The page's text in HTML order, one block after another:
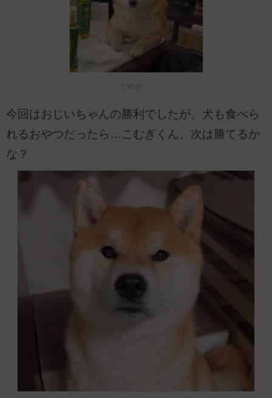
「だめか…」
今回はおじいちゃんの勝利でしたが、犬も食べら
れるおやつだったら…こむぎくん、次は勝てるか
な？